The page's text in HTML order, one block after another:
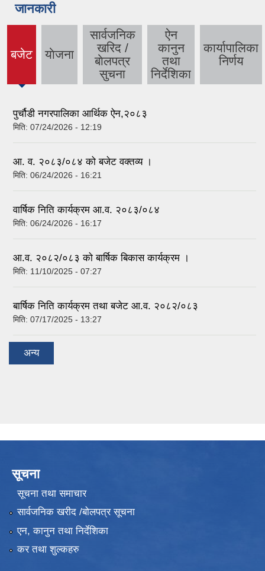
जानकारी
बजेट
(active
याेजना
सार्वजनिक
खरिद /
बाेलपत्र
सुचना
ऐन
कानुन
तथा
निर्देशिका
कार्यापालिका
निर्णय
पुर्चौडी नगरपालिका आर्थिक ऐन,२०८३
मिति: 07/24/2026 - 12:19
आ. व. २०८३/०८४ को बजेट वक्तव्य ।
मिति: 06/24/2026 - 16:21
वार्षिक निति कार्यक्रम आ.व. २०८३/०८४
मिति: 06/24/2026 - 16:17
आ.व. २०८२/०८३ को बार्षिक बिकास कार्यक्रम ।
मिति: 11/10/2025 - 07:27
बार्षिक निति कार्यक्रम तथा बजेट आ.व. २०८२/०८३
मिति: 07/17/2025 - 13:27
अन्य
सूचना
सूचना तथा समाचार
सार्वजनिक खरीद /बोलपत्र सूचना
एन, कानुन तथा निर्देशिका
कर तथा शुल्कहरु